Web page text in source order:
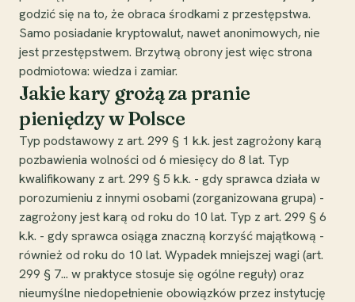
godzić się na to, że obraca środkami z przestępstwa.
Samo posiadanie kryptowalut, nawet anonimowych, nie
jest przestępstwem. Brzytwą obrony jest więc strona
podmiotowa: wiedza i zamiar.
Jakie kary grożą za pranie
pieniędzy w Polsce
Typ podstawowy z art. 299 § 1 k.k. jest zagrożony karą
pozbawienia wolności od 6 miesięcy do 8 lat. Typ
kwalifikowany z art. 299 § 5 k.k. - gdy sprawca działa w
porozumieniu z innymi osobami (zorganizowana grupa) -
zagrożony jest karą od roku do 10 lat. Typ z art. 299 § 6
k.k. - gdy sprawca osiąga znaczną korzyść majątkową -
również od roku do 10 lat. Wypadek mniejszej wagi (art.
299 § 7... w praktyce stosuje się ogólne reguły) oraz
nieumyślne niedopełnienie obowiązków przez instytucję